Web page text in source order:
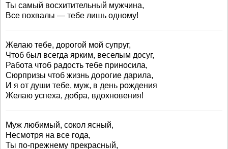
Ты самый восхитительный мужчина,
Все похвалы — тебе лишь одному!
Желаю тебе, дорогой мой супруг,
Чтоб был всегда ярким, веселым досуг,
Работа чтоб радость тебе приносила,
Сюрпризы чтоб жизнь дорогие дарила,
И я от души тебе, муж, в день рождения
Желаю успеха, добра, вдохновения!
Муж любимый, сокол ясный,
Несмотря на все года,
Ты по-прежнему прекрасный,